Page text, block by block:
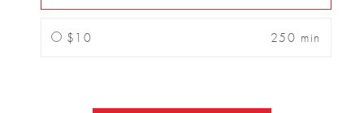
$10 250 min